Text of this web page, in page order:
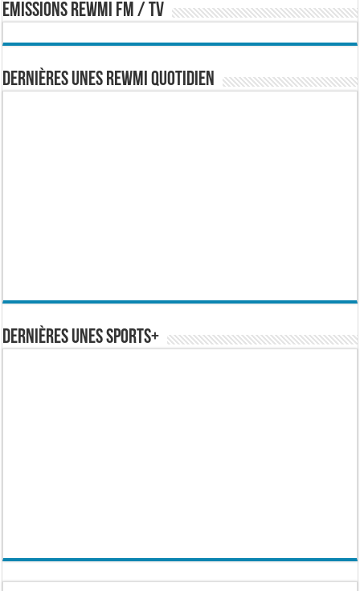
EMISSIONS REWMI FM / TV
Dernières Unes Rewmi Quotidien
Dernières Unes Sports+